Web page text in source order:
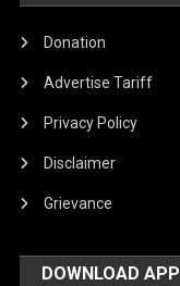
Donation
Advertise Tariff
Privacy Policy
Disclaimer
Grievance
DOWNLOAD APP